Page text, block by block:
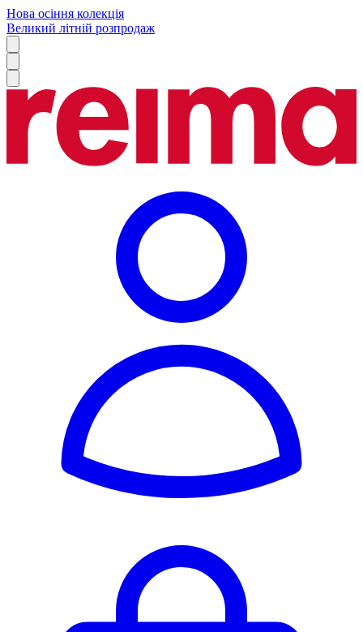
Нова осіння колекція
Великий літній розпродаж